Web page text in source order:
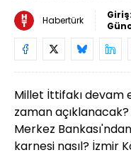
Habertürk Giriş:
Millet İttifakı devam
zaman
Merkez
karnesi nasıl? İzmir